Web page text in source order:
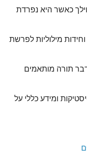
כאשר היא נפרדת
וחידות מילוליות לפרשת
תורה מותאמים
ומידע כללי על